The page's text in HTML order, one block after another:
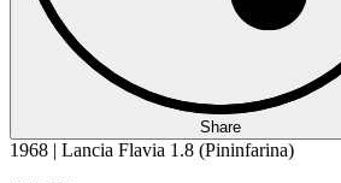
Share
1968 | Lancia Flavia 1.8 (Pininfarina)